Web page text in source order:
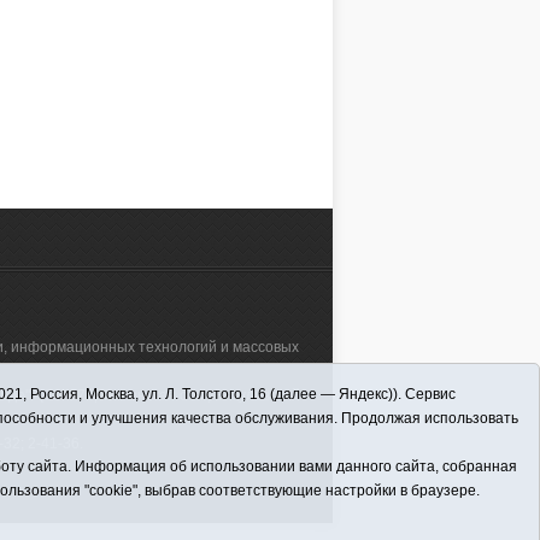
укреплению здоровья, а также
информационных технологий и массовых
(627570, Тюменская обл., Викуловский
Россия, Москва, ул. Л. Толстого, 16 (далее — Яндекс)). Сервис
и улучшения качества обслуживания. Продолжая использовать
сайта. Информация об использовании вами данного сайта, собранная
"cookie", выбрав соответствующие настройки в браузере.